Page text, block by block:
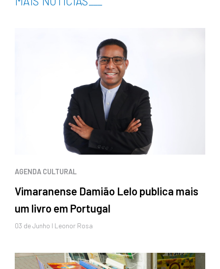
AGENDA CULTURAL
Vimaranense Damião Lelo publica mais
um livro em Portugal
03 deJunho I Leonor Rosa